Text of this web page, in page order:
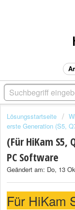
Lösungsstartseite
erste Generation (S5,
(Für HiKam S5,
PC Software
Geändert am: Do, 13
Für HiKam